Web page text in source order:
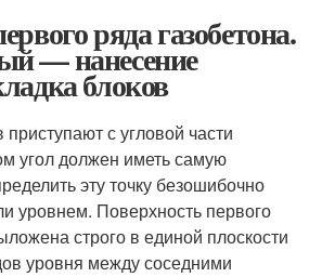
ряда газобетона.
— нанесение
блоков
приступают с угловой части
угол должен иметь самую
эту точку безошибочно
уровнем. Поверхность первого
строго в единой плоскости
уровня между соседними